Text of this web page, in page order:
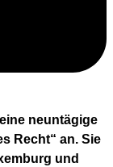
neuntägige
Recht“ an. Sie
und